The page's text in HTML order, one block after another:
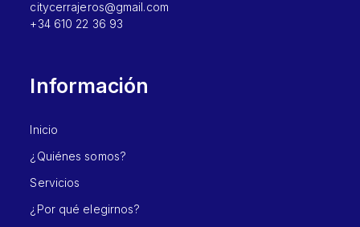
citycerrajeros@gmail.com
+34 610 22 36 93
Información
Inicio
¿Quiénes somos?
Servicios
¿Por qué elegirnos?